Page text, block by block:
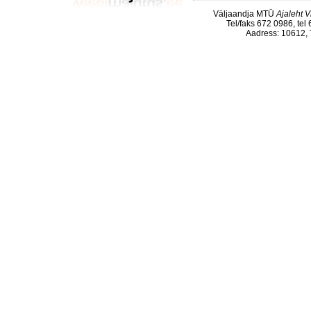
Väljaandja MTÜAjaleht
Tel/faks 672 0986, tel
Aadress: 10612,